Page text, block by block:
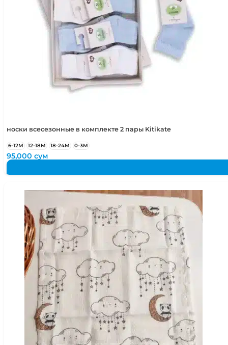
носки всесезонные в комплекте 2 пары Kitikate
6-12М 12-18М 18-24М 0-3М
95,000сум